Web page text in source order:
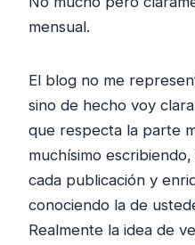
mensual.
El blog no me
sino de hecho voy
que respecta la parte
muchísimo
cada publicación y
conociendo la de
Realmente la idea de